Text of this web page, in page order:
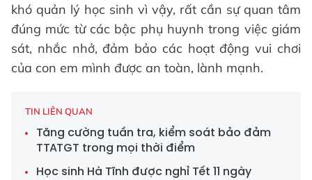
khó quản lý học sinh vì vậy, rất cần sự quan tâm
đúng mức từ các bậc phụ huynh trong việc giám
sát, nhắc nhở, đảm bảo các hoạt động vui chơi
của con em mình được an toàn, lành mạnh.
TIN LIÊN QUAN
Tăng cường tuần tra, kiểm soát bảo đảm
TTATGT trong mọi thời điểm
Học sinh Hà Tĩnh được nghỉ Tết 11 ngày